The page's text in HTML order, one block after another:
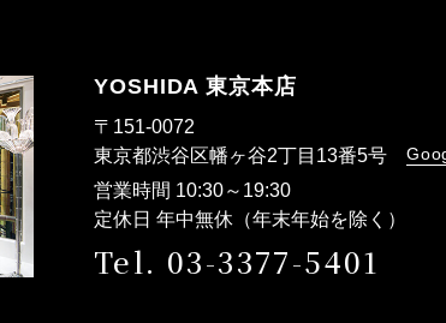
YOSHIDA 東京本店
〒151-0072
東京都渋谷区幡ヶ谷2丁目13番5号
営業時間 10:30～19:30
定休日 年中無休（年末年始を除く）
Tel. 03-3377-5401